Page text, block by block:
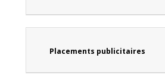
Placements publicitaires